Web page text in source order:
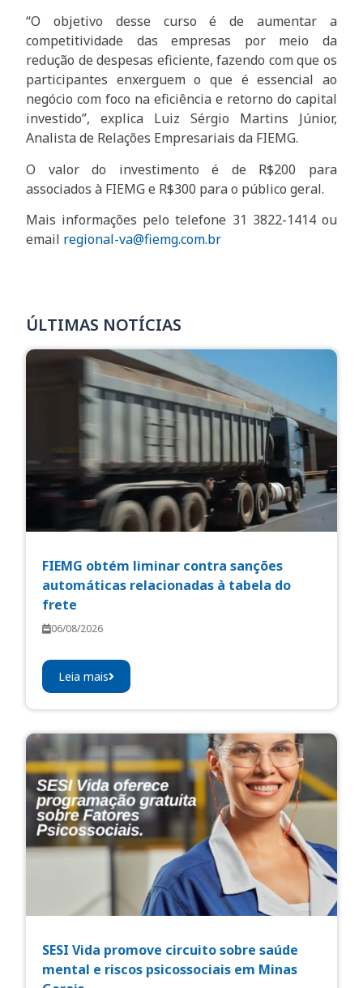
“O objetivo desse curso é de aumentar a
competitividade das empresas por meio da
redução de despesas eficiente, fazendo com que os
participantes enxerguem o que é essencial ao
negócio com foco na eficiência e retorno do capital
investido”, explica Luiz Sérgio Martins Júnior,
Analista de Relações Empresariais da FIEMG.
O valor do investimento é de R$200 para
associados à FIEMG e R$300 para o público geral.
Mais informações pelo telefone 31 3822-1414 ou
email regional-va@fiemg.com.br
ÚLTIMAS NOTÍCIAS
FIEMG obtém liminar contra sanções
automáticas relacionadas à tabela do
frete
06/08/2026
Leia mais
SESI Vida promove circuito sobre saúde
mental e riscos psicossociais em Minas